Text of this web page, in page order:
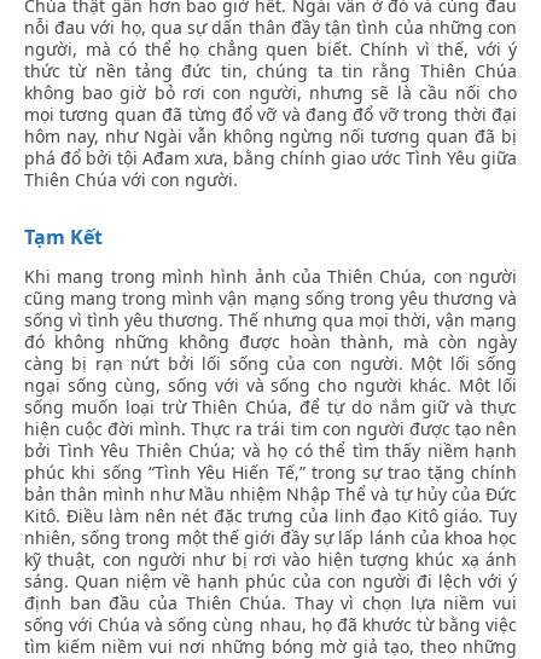
Chúa thật gần hơn bao giờ hết. Ngài vẫn ở đó và cùng đau
nỗi đau với họ, qua sự dấn thân đầy tận tình của những con
người, mà có thể họ chẳng quen biết. Chính vì thế, với ý
thức từ nền tảng đức tin, chúng ta tin rằng Thiên Chúa
không bao giờ bỏ rơi con người, nhưng sẽ là cầu nối cho
mọi tương quan đã từng đổ vỡ và đang đổ vỡ trong thời đại
hôm nay, như Ngài vẫn không ngừng nối tương quan đã bị
phá đổ bởi tội Ađam xưa, bằng chính giao ước Tình Yêu giữa
Thiên Chúa với con người.
Tạm Kết
Khi mang trong mình hình ảnh của Thiên Chúa, con người
cũng mang trong mình vận mạng sống trong yêu thương và
sống vì tình yêu thương. Thế nhưng qua mọi thời, vận mạng
đó không những không được hoàn thành, mà còn ngày
càng bị rạn nứt bởi lối sống của con người. Một lối sống
ngại sống cùng, sống với và sống cho người khác. Một lối
sống muốn loại trừ Thiên Chúa, để tự do nắm giữ và thực
hiện cuộc đời mình. Thực ra trái tim con người được tạo nên
bởi Tình Yêu Thiên Chúa; và họ có thể tìm thấy niềm hạnh
phúc khi sống “Tình Yêu Hiến Tế,” trong sự trao tặng chính
bản thân mình như Mầu nhiệm Nhập Thể và tự hủy của Đức
Kitô. Điều làm nên nét đặc trưng của linh đạo Kitô giáo. Tuy
nhiên, sống trong một thế giới đầy sự lấp lánh của khoa học
kỹ thuật, con người như bị rơi vào hiện tượng khúc xạ ánh
sáng. Quan niệm về hạnh phúc của con người đi lệch với ý
định ban đầu của Thiên Chúa. Thay vì chọn lựa niềm vui
sống với Chúa và sống cùng nhau, họ đã khước từ bằng việc
tìm kiếm niềm vui nơi những bóng mờ giả tạo, theo những